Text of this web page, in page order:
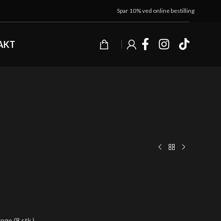
Spar 10% ved online bestilling